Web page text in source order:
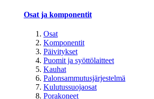
Osat ja komponentit
Osat
Komponentit
Päivitykset
Puomit ja syöttölaitteet
Kauhat
Palonsammutusjärjestelmä
Kulutussuojaosat
Porakoneet